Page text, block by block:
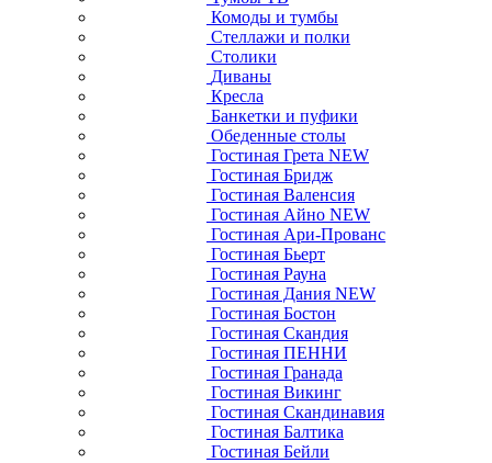
Комоды и тумбы
Стеллажи и полки
Столики
Диваны
Кресла
Банкетки и пуфики
Обеденные столы
Гостиная Грета NEW
Гостиная Бридж
Гостиная Валенсия
Гостиная Айно NEW
Гостиная Ари-Прованс
Гостиная Бьерт
Гостиная Рауна
Гостиная Дания NEW
Гостиная Бостон
Гостиная Скандия
Гостиная ПЕННИ
Гостиная Гранада
Гостиная Викинг
Гостиная Скандинавия
Гостиная Балтика
Гостиная Бейли